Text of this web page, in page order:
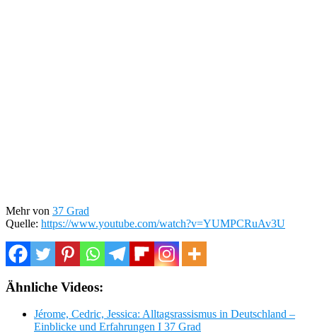
Mehr von 37 Grad
Quelle: https://www.youtube.com/watch?v=YUMPCRuAv3U
Ähnliche Videos:
Jérome, Cedric, Jessica: Alltagsrassismus in Deutschland –
Einblicke und Erfahrungen I 37 Grad